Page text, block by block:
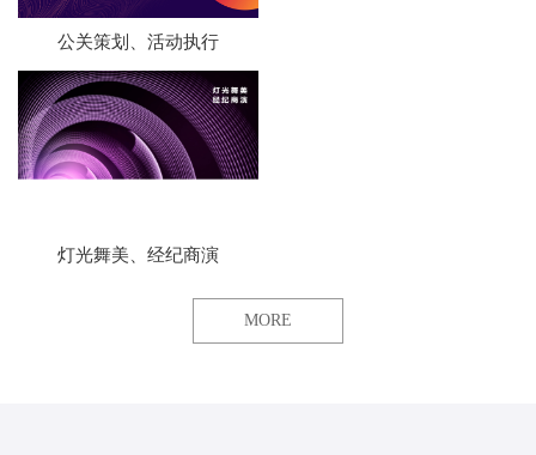
公关策划、活动执行
灯光舞美、经纪商演
MORE